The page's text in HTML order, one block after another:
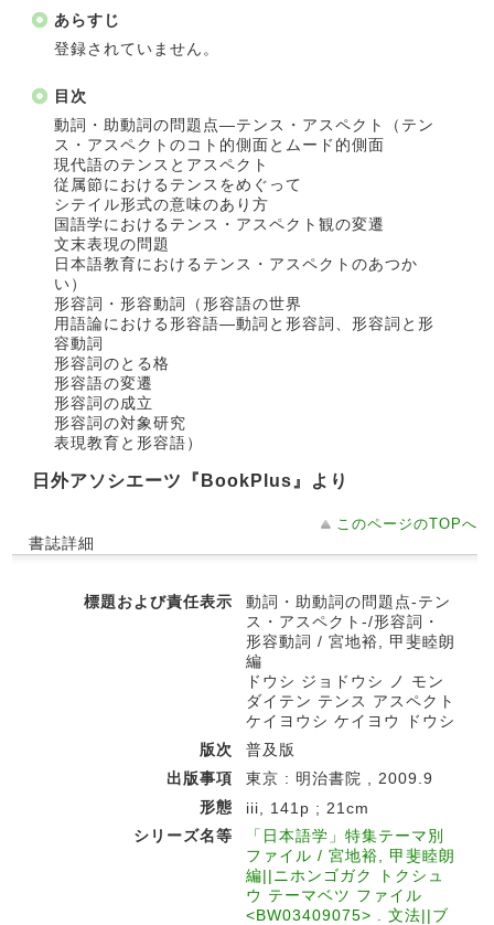
あらすじ
登録されていません。
目次
動詞・助動詞の問題点―テンス・アスペクト（テン
ス・アスペクトのコト的側面とムード的側面
現代語のテンスとアスペクト
従属節におけるテンスをめぐって
シテイル形式の意味のあり方
国語学におけるテンス・アスペクト観の変遷
文末表現の問題
日本語教育におけるテンス・アスペクトのあつか
い）
形容詞・形容動詞（形容語の世界
用語論における形容語―動詞と形容詞、形容詞と形
容動詞
形容詞のとる格
形容語の変遷
形容詞の成立
形容詞の対象研究
表現教育と形容語）
日外アソシエーツ『BookPlus』より
このページのTOPへ
書誌詳細
標題および責任表示
動詞・助動詞の問題点-テン
ス・アスペクト-/形容詞・
形容動詞 / 宮地裕, 甲斐睦朗
編
ドウシ ジョドウシ ノ モン
ダイテン テンス アスペクト
ケイヨウシ ケイヨウ ドウシ
版次
普及版
出版事項
東京 : 明治書院 , 2009.9
形態
iii, 141p ; 21cm
シリーズ名等
「日本語学」特集テーマ別
ファイル / 宮地裕, 甲斐睦朗
編||ニホンゴガク トクシュ
ウ テーマベツ ファイル
<BW03409075> . 文法||ブ